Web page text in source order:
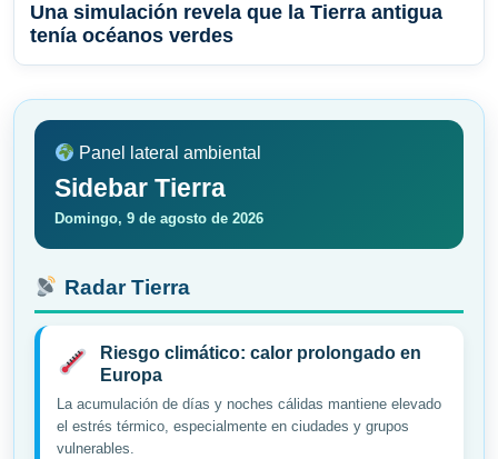
Una simulación revela que la Tierra antigua
tenía océanos verdes
Panel lateral ambiental
Sidebar Tierra
Domingo, 9 de agosto de 2026
Radar Tierra
Riesgo climático: calor prolongado en
Europa
La acumulación de días y noches cálidas mantiene elevado
el estrés térmico, especialmente en ciudades y grupos
vulnerables.